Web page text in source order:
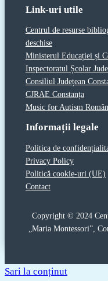
Link-uri utile
Centrul de resurse
deschise
Ministerul Educației și
Inspectoratul Școlar
Consiliul Județean
CJRAE Constanța
Music for Autism
Informații legale
Politica de
Privacy Policy
Politică cookie-uri (UE)
Contact
Copyright © 2024
„Maria Montessori”,
Sari la conținut